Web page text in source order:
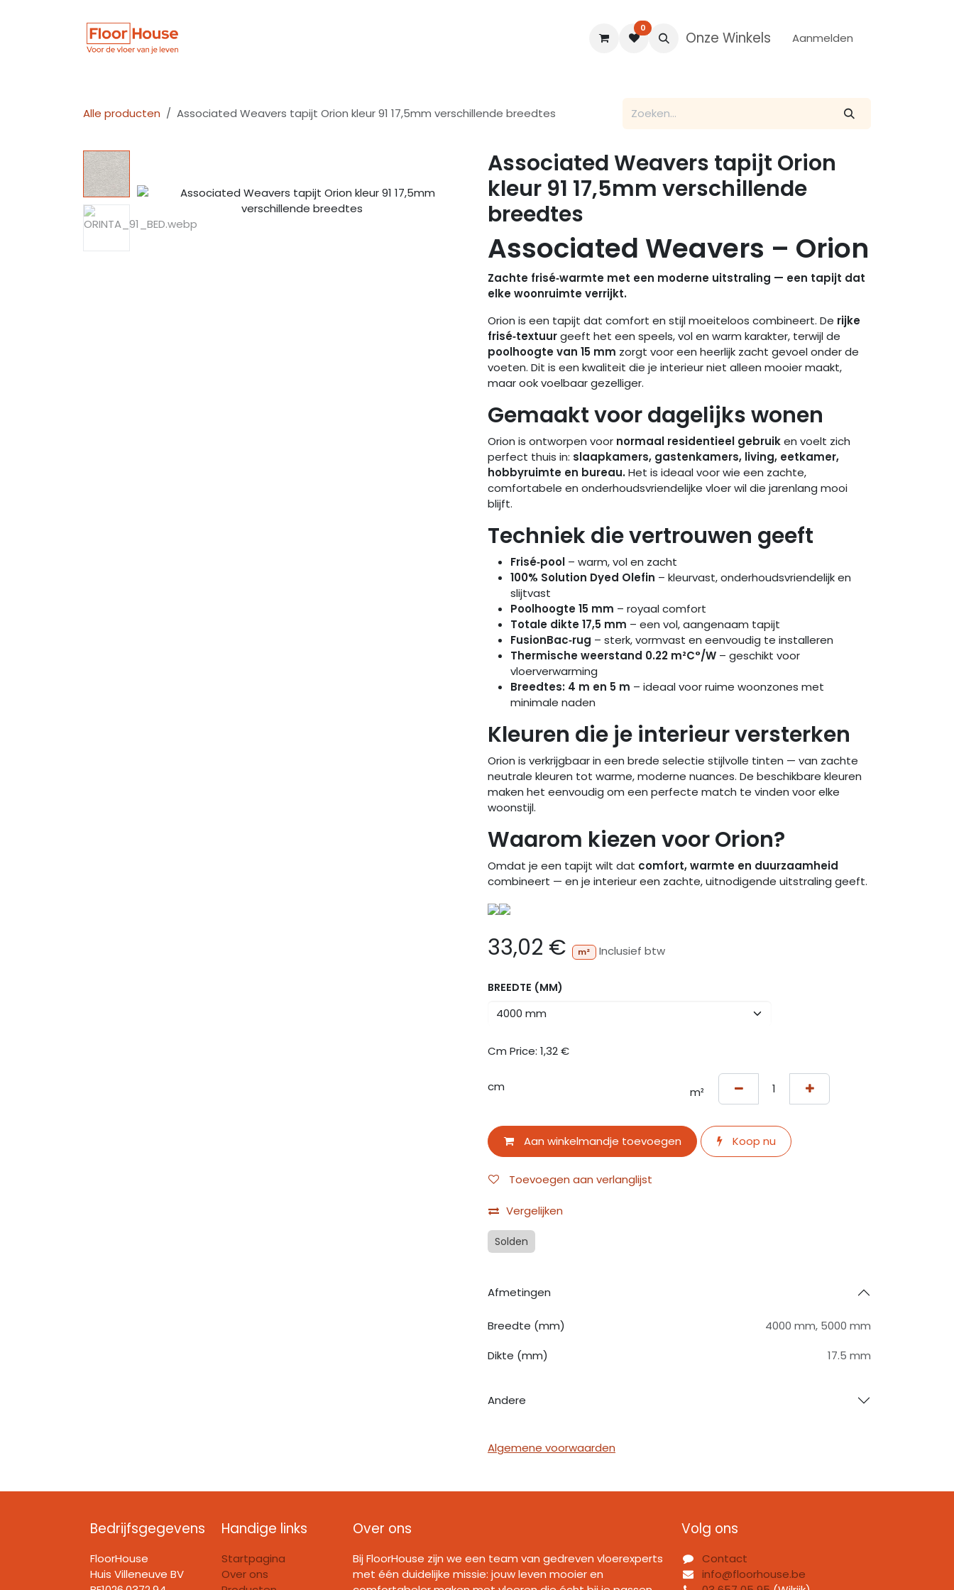
Blogs
0
Onze Winkels Aanmelden
Alle producten Associated Weavers tapijt Orion kleur 91 17,5mm verschillende breedtes
Associated Weavers tapijt Orion
kleur 91 17,5mm verschillende
breedtes
Associated Weavers – Orion
Zachte frisé‑warmte met een moderne uitstraling — een tapijt dat
elke woonruimte verrijkt.
Orion is een tapijt dat comfort en stijl moeiteloos combineert. De rijke
frisé‑textuurgeeft het een speels, vol en warm karakter, terwijl de
poolhoogte van 15 mm zorgt voor een heerlijk zacht gevoel onder de
voeten. Dit is een kwaliteit die je interieur niet alleen mooier maakt,
maar ook voelbaar gezelliger.
Gemaakt voor dagelijks wonen
Orion is ontworpen voor normaal residentieel gebruiken voelt zich
perfect thuis in: slaapkamers, gastenkamers, living, eetkamer,
hobbyruimte en bureau.Het is ideaal voor wie een zachte,
comfortabele en onderhoudsvriendelijke vloer wil die jarenlang mooi
blijft.
Techniek die vertrouwen geeft
Frisé‑pool – warm, vol en zacht
100% Solution Dyed Olefin – kleurvast, onderhoudsvriendelijk en
slijtvast
Poolhoogte 15 mm – royaal comfort
Totale dikte 17,5 mm – een vol, aangenaam tapijt
FusionBac‑rug – sterk, vormvast en eenvoudig te installeren
Thermische weerstand 0.22 m²C°/W – geschikt voor
vloerverwarming
Breedtes: 4 m en 5 m – ideaal voor ruime woonzones met
minimale naden
Kleuren die je interieur versterken
Orion is verkrijgbaar in een brede selectie stijlvolle tinten — van zachte
neutrale kleuren tot warme, moderne nuances. De beschikbare kleuren
maken het eenvoudig om een perfecte match te vinden voor elke
woonstijl.
Waarom kiezen voor Orion?
Omdat je een tapijt wilt dat comfort, warmte en duurzaamheid
combineert — en je interieur een zachte, uitnodigende uitstraling geeft.
33,02 € m² Inclusief btw
BREEDTE (MM)
Cm Price: 1,32€
cm m²
Aan winkelmandje toevoegen Koop nu
Toevoegen aan verlanglijst
Vergelijken
Solden
Afmetingen
Breedte (mm) 4000 mm, 5000 mm
Dikte (mm)
17.5 mm
Andere
Algemene voorwaarden
Volg ons
Contact
info@floorhouse.be
Over ons
Bij FloorHouse zijn we een team van gedreven vloerexperts
met één duidelijke missie: jouw leven mooier en
Handige links
Startpagina
Over ons
Bedrijfsgegevens
FloorHouse
Huis Villeneuve BV​